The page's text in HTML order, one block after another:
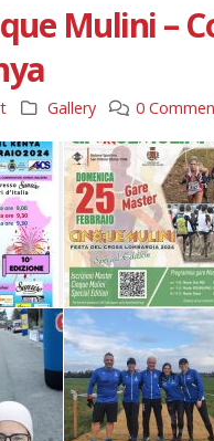
Mulini –
Gallery 0